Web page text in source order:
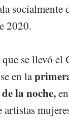
socialmente
2020.
se llevó el
en la
la noche,